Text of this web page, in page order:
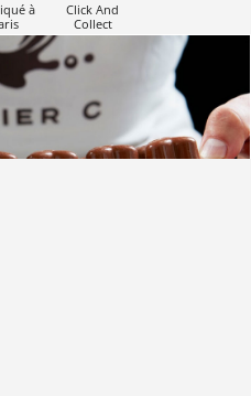
à
Click And
Collect